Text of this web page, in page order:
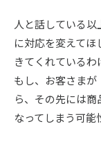
人と話している
に対応を変えて
きてくれているわ
もし、お客さま
ら、その先には
なってしまう可能